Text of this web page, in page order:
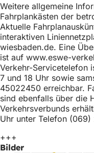
h
h
i
e
r
:
Weitere allgemeine
Fahrplankästen der
Aktuelle
interaktiven
wiesbaden.de. Eine
ist auf www.eswe-
Verkehr-Servicetelefon
7 und 18 Uhr sowie
45022450 erreichbar.
sind ebenfalls über die
Verkehrsverbunds
Uhr unter Telefon
+++
Bilder